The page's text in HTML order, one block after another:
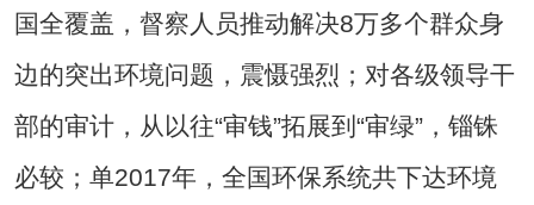
国全覆盖，督察人员推动解决8万多个群众身
边的突出环境问题，震慑强烈；对各级领导干
部的审计，从以往“审钱”拓展到“审绿”，锱铢
必较；单2017年，全国环保系统共下达环境